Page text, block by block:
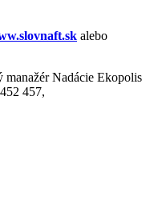
alebo
Nadácie Ekopolis
457,